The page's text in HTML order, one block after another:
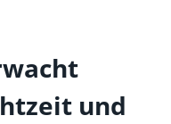
und